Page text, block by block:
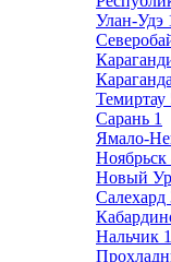
Улан-Удэ
Караганда
Темиртау
Сарань 1
Ямало-
Ноябрьск
Новый
Салехард
Нальчик